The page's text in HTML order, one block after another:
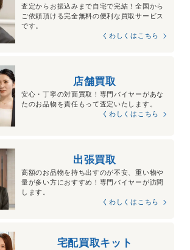
査定からお振込みまで自宅で完結！全国から
ご依頼頂ける完全無料の便利な買取サービス
です。
くわしくはこちら
店舗買取
安心・丁寧の対面買取！専門バイヤーがあな
たのお品物を責任もって査定いたします。
くわしくはこちら
出張買取
高額のお品物を持ち出すのが不安、重い物や
量が多い方におすすめ！専門バイヤーが訪問
します。
くわしくはこちら
宅配買取キット